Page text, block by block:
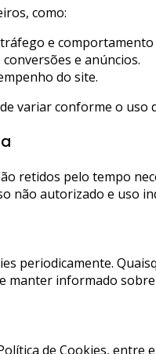
como:
e
e anúncios.
do site.
variar conforme o uso
retidos pelo tempo
não autorizado e uso
periodicamente.
manter informado
de Cookies, entre